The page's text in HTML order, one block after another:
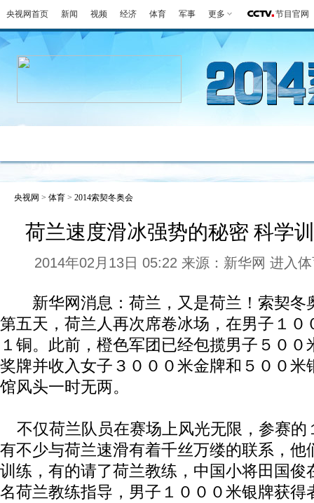
央视网首页 新闻 视频 经济 体育 军事 更多 节目官网
央视网 > 体育 > 2014索契冬奥会
荷兰速度滑冰强势的秘密 科学
2014年02月13日 05:22 来源：新华网 进入
新华网消息：荷兰，又是荷兰！索契冬
第五天，荷兰人再次席卷冰场，在男子１０
１铜。此前，橙色军团已经包揽男子５０
奖牌并收入女子３０００米金牌和５００米
馆风头一时无两。
不仅荷兰队员在赛场上风光无限，参赛的
有不少与荷兰速滑有着千丝万缕的联系，他
训练，有的请了荷兰教练，中国小将田国俊
名荷兰教练指导，男子１０００米银牌获得